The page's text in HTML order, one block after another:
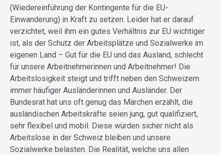
(Wiedereinführung der Kontingente für die EU-
Einwanderung) in Kraft zu setzen. Leider hat er darauf
verzichtet, weil ihm ein gutes Verhältnis zur EU wichtiger
ist, als der Schutz der Arbeitsplätze und Sozialwerke im
eigenen Land – Gut für die EU und das Ausland, schlecht
für unsere Arbeitnehmerinnen und Arbeitnehmer! Die
Arbeitslosigkeit steigt und trifft neben den Schweizern
immer häufiger Ausländerinnen und Ausländer. Der
Bundesrat hat uns oft genug das Märchen erzählt, die
ausländischen Arbeitskräfte seien jung, gut qualifiziert,
sehr flexibel und mobil. Diese würden sicher nicht als
Arbeitslose in der Schweiz bleiben und unsere
Sozialwerke belasten. Die Realität, welche uns allen